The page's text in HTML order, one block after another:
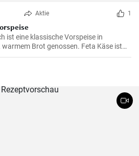
Aktie 1
ist eine klassische Vorspeise in
Brot genossen. Feta Käse ist
pikant aber nicht zu salzig .
besonders köstlich. Probieren sie es